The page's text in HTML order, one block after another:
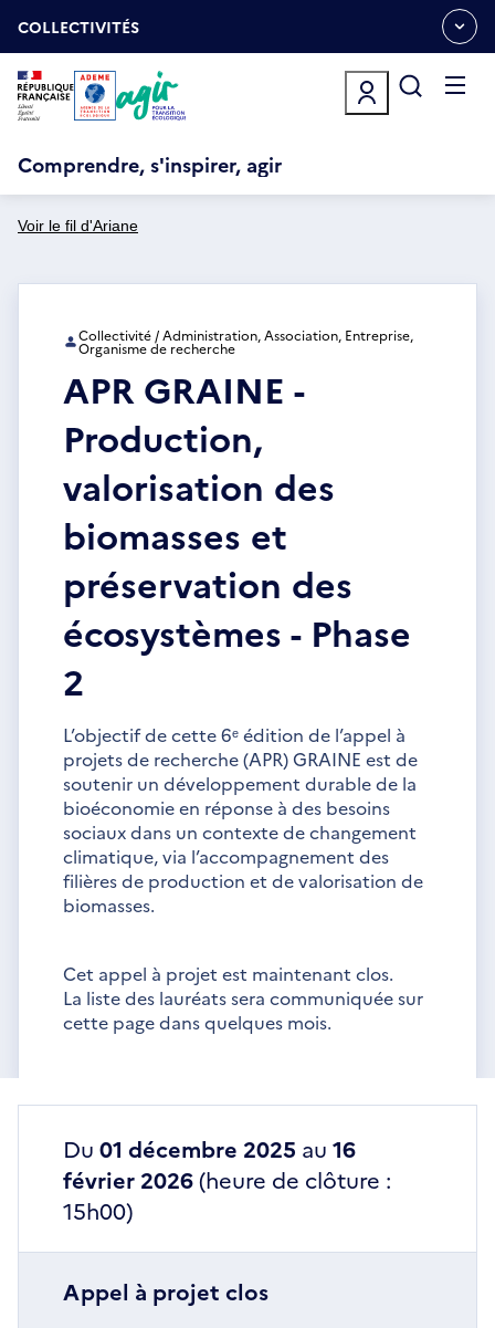
auOUVRIR
LE
MENU
ESPACE
COLLECTIVITÉS
Comprendre, s'inspirer, agir
Voir le fil d'Ariane
Collectivité / Administration, Association, Entreprise,
Organisme de recherche
APR GRAINE -
Production,
valorisation des
biomasses et
préservation des
écosystèmes - Phase
2
L’objectif de cette 6ᵉ édition de l’appel à
projets de recherche (APR) GRAINE est de
soutenir un développement durable de la
bioéconomie en réponse à des besoins
sociaux dans un contexte de changement
climatique, via l’accompagnement des
filières de production et de valorisation de
biomasses.
Cet appel à projet est maintenant clos.
La liste des lauréats sera communiquée sur
cette page dans quelques mois.
Du 01 décembre 2025 au 16
février 2026(heure de clôture :
15h00)
Appel à projet clos